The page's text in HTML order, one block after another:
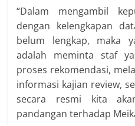
“Dalam mengambil
dengan kelengkapan
belum lengkap, maka
adalah meminta staf
proses rekomendasi,
informasi kajian review,
secara resmi kita
pandangan terhadap